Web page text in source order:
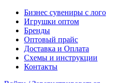
Бизнес сувениры с лого
Игрушки оптом
Бренды
Оптовый прайс
Доставка и Оплата
Схемы и инструкции
Контакты